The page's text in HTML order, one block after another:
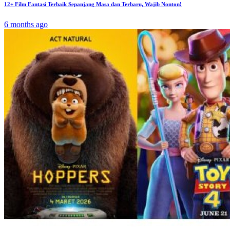
12+ Film Fantasi Terbaik Sepanjang Masa dan Terbaru, Wajib Nonton!
6 months ago